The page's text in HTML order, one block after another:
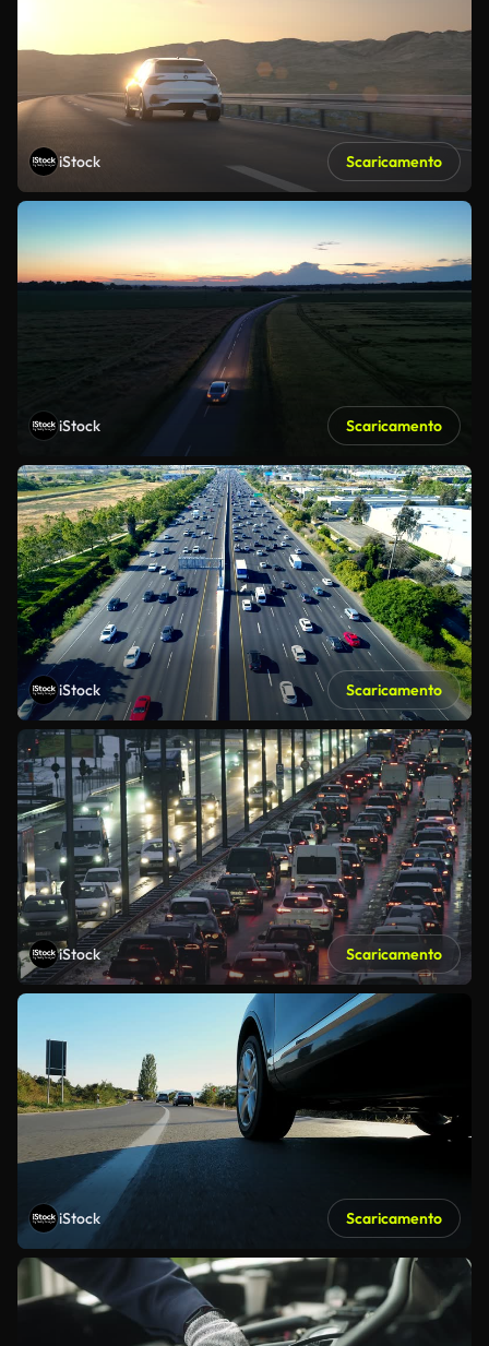
iStock Scaricamento
iStock Scaricamento
iStock Scaricamento
iStock Scaricamento
iStock Scaricamento